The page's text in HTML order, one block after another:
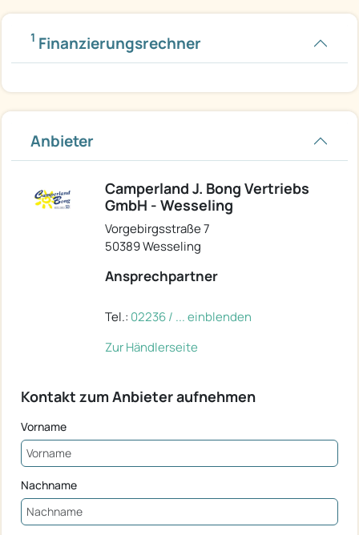
1 Finanzierungsrechner
Anbieter
Camperland J. Bong Vertriebs
GmbH - Wesseling
Vorgebirgsstraße 7
50389 Wesseling
Ansprechpartner
Tel.: 02236 / ... einblenden
Zur Händlerseite
Kontakt zum Anbieter aufnehmen
Vorname
Nachname